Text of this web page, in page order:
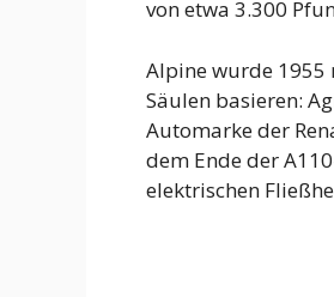
von etwa 3.300
Alpine wurde 1955
Säulen basieren:
Automarke der
dem Ende der
elektrischen